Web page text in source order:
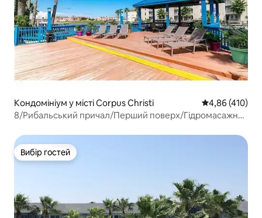
Кондомініум у місті Corpus Christi Середня
4,86 (410)
8/Рибальський причал/Перший поверх/Гідромасажна
Вибір гостей
Вибір гостей